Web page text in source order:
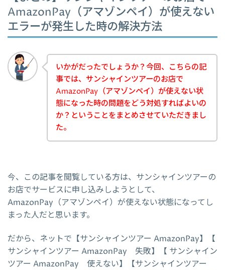
AmazonPay（アマゾンペイ）が使えない
エラーが発生した時の解決方法
いかがだったでしょうか？今回、こちらの記
事では、サンシャインツアーのお店で
AmazonPay（アマゾンペイ）が使えない状
態になった時の問題をどう対処すればよいの
か？ということをまとめさせていただきまし
た。
今、この記事を閲覧している方は、サンシャインツアーの
お店でサービスに申し込みしようとして、
AmazonPay（アマゾンペイ）が使えない状態になってし
まった人だと思います。
だから、ネットで【サンシャインツアー AmazonPay】【
サンシャインツアー AmazonPay 失敗】【 サンシャイン
ツアー AmazonPay 使えない】【サンシャインツアー